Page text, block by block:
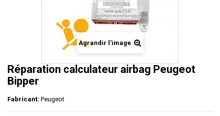
Agrandir l'image
Réparation calculateur airbag Peugeot
Bipper
Fabricant: Peugeot